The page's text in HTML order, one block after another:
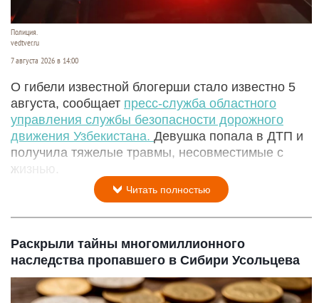
Полиция.
vedtver.ru
7 августа 2026 в 14:00
О гибели известной блогерши стало известно 5
августа, сообщает пресс-служба областного
управления службы безопасности дорожного
движения Узбекистана. Девушка попала в ДТП и
получила тяжелые травмы, несовместимые с
жизнью.
Читать полностью
Раскрыли тайны многомиллионного
наследства пропавшего в Сибири Усольцева